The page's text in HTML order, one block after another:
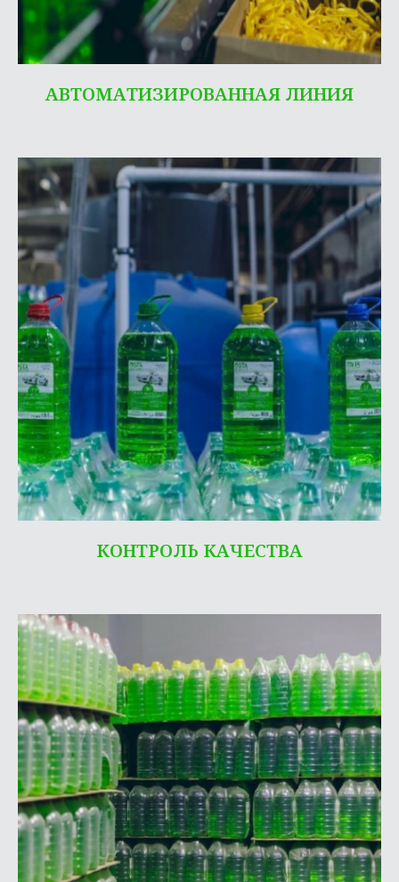
АВТОМАТИЗИРОВАННАЯ ЛИНИЯ
КОНТРОЛЬ КАЧЕСТВА